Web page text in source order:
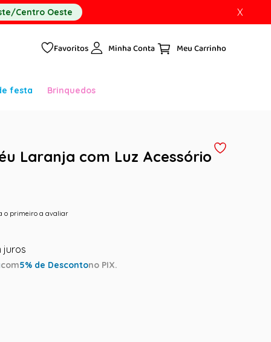
Centro Oeste X
Favoritos Minha Conta
festa Brinquedos
Laranja com Luz Acessório
o primeiro a avaliar
com5% de Descontono PIX.